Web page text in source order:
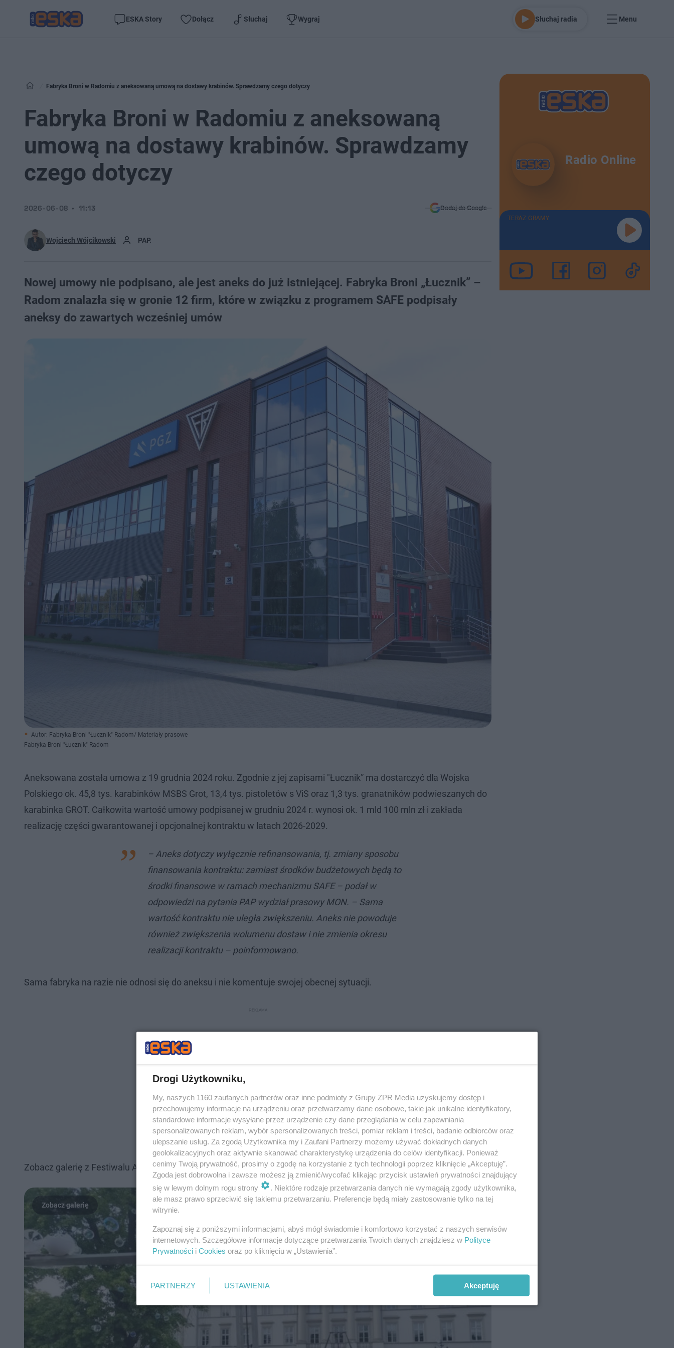
ESKA Story Dołącz Słuchaj Wygraj Słuchaj radia Menu
Fabryka Broni w Radomiu z aneksowaną umową na dostawy krabinów. Sprawdzamy czego dotyczy
Fabryka Broni w Radomiu z aneksowaną
umową na dostawy krabinów. Sprawdzamy
czego dotyczy
Wojciech Wójcikowski PAP.
2026-06-08 11:13 Dodaj do Google
Nowej umowy nie podpisano, ale jest aneks do już istniejącej. Fabryka Broni „Łucznik” –
Radom znalazła się w gronie 12 firm, które w związku z programem SAFE podpisały
aneksy do zawartych wcześniej umów
Autor: Fabryka Broni "Łucznik" Radom/ Materiały prasowe
Fabryka Broni "Łucznik" Radom
Aneksowana została umowa z 19 grudnia 2024 roku. Zgodnie z jej zapisami "Łucznik” ma dostarczyć dla Wojska
Polskiego ok. 45,8 tys. karabinków MSBS Grot, 13,4 tys. pistoletów s ViS oraz 1,3 tys. granatników podwieszanych do
karabinka GROT. Całkowita wartość umowy podpisanej w grudniu 2024 r. wynosi ok. 1 mld 100 mln zł i zakłada
realizację części gwarantowanej i opcjonalnej kontraktu w latach 2026-2029.
– Aneks dotyczy wyłącznie refinansowania, tj. zmiany sposobu
finansowania kontraktu: zamiast środków budżetowych będą to
środki finansowe w ramach mechanizmu SAFE – podał w
odpowiedzi na pytania PAP wydział prasowy MON. – Sama
wartość kontraktu nie uległa zwiększeniu. Aneks nie powoduje
również zwiększenia wolumenu dostaw i nie zmienia okresu
realizacji kontraktu – poinformowano.
Sama fabryka na razie nie odnosi się do aneksu i nie komentuje swojej obecnej sytuacji.
Zobacz galerię z Festiwalu Artystów Ulicznych i Precyzji
10
Radio Online
TERAZ GRAMY
Drogi Użytkowniku,
My, naszych 1160 zaufanych partnerów oraz inne podmioty z Grupy ZPR Media uzyskujemy dostęp i
przechowujemy informacje na urządzeniu oraz przetwarzamy dane osobowe, takie jak unikalne identyfikatory,
standardowe informacje wysyłane przez urządzenie czy dane przeglądania w celu zapewniania
spersonalizowanych reklam, wybór spersonalizowanych treści, pomiar reklam i treści, badanie odbiorców oraz
ulepszanie usług. Za zgodą Użytkownika my i Zaufani Partnerzy możemy używać dokładnych danych
geolokalizacyjnych oraz aktywnie skanować charakterystykę urządzenia do celów identyfikacji. Ponieważ
cenimy Twoją prywatność, prosimy o zgodę na korzystanie z tych technologii poprzez kliknięcie „Akceptuję”.
Zgoda jest dobrowolna i zawsze możesz ją zmienić/wycofać klikając przycisk ustawień prywatności znajdujący
się w lewym dolnym rogu strony
. Niektóre rodzaje przetwarzania danych nie wymagają zgody użytkownika,
ale masz prawo sprzeciwić się takiemu przetwarzaniu. Preferencje będą miały zastosowanie tylko na tej
witrynie.
Zapoznaj się z poniższymi informacjami, abyś mógł świadomie i komfortowo korzystać z naszych serwisów
internetowych. Szczegółowe informacje dotyczące przetwarzania Twoich danych znajdziesz w Polityce
Prywatności i Cookies oraz po kliknięciu w „Ustawienia”.
PARTNERZY USTAWIENIA Akceptuję